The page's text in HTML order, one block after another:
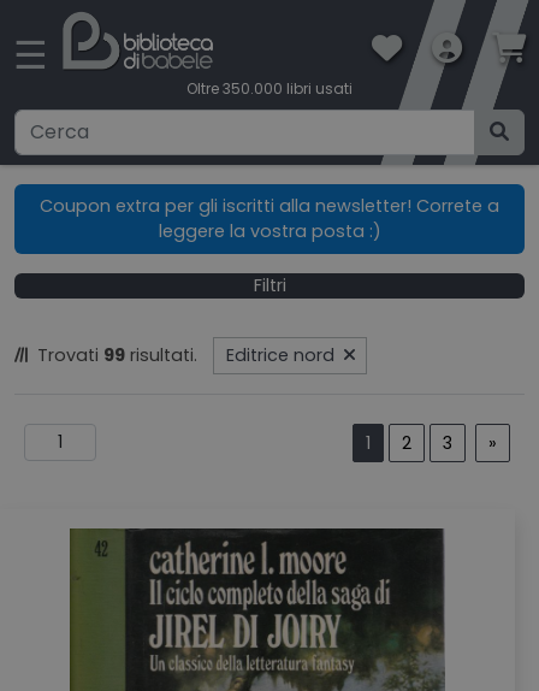
☰
Oltre 350.000 libri usati
Ricerca avanzata
SPEDIZIONI
Coupon extra per gli iscritti alla newsletter! Correte a
leggere la vostra posta :)
Filtri
Trovati 99 risultati. Editrice nord
1 2 3 »